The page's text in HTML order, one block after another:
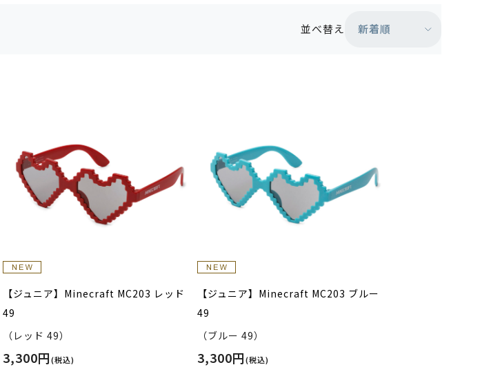
並べ替え 新着順
【ジュニア】Minecraft MC203 レッド
49
（レッド 49）
3,300円(税込)
【ジュニア】Minecraft MC203 ブルー
49
（ブルー 49）
3,300円(税込)